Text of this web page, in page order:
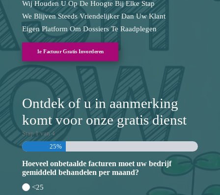
Wij Houden U Op De Hoogte Bij Elke Stap
We Blijven Steeds Vriendelijker Dan Uw Klant
Eigen Platform Om Dossiers Te Raadplegen
1e Factuur Gratis Invorderen
Ontdek of u in aanmerking
komt voor onze gratis dienst
Stap 1van 4
25%
Hoeveel onbetaalde facturen moet uw bedrijf
gemiddeld behandelen per maand?
<25